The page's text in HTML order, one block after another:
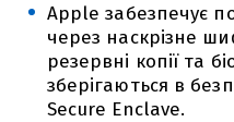
Apple забезпечує
через наскрізне
резервні копії та
зберігаються в
Secure Enclave.